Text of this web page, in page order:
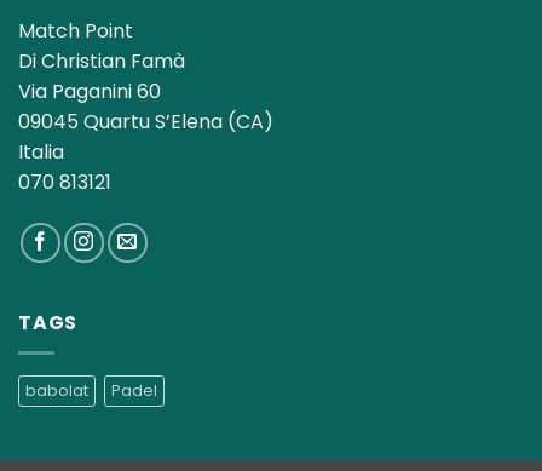
Match Point
Di Christian Famà
Via Paganini 60
09045 Quartu S’Elena (CA)
Italia
070 813121
TAGS
babolat Padel